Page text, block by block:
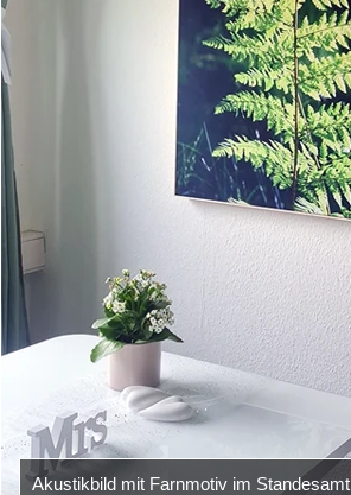
Akustikbild mit Farnmotiv im Standesamt